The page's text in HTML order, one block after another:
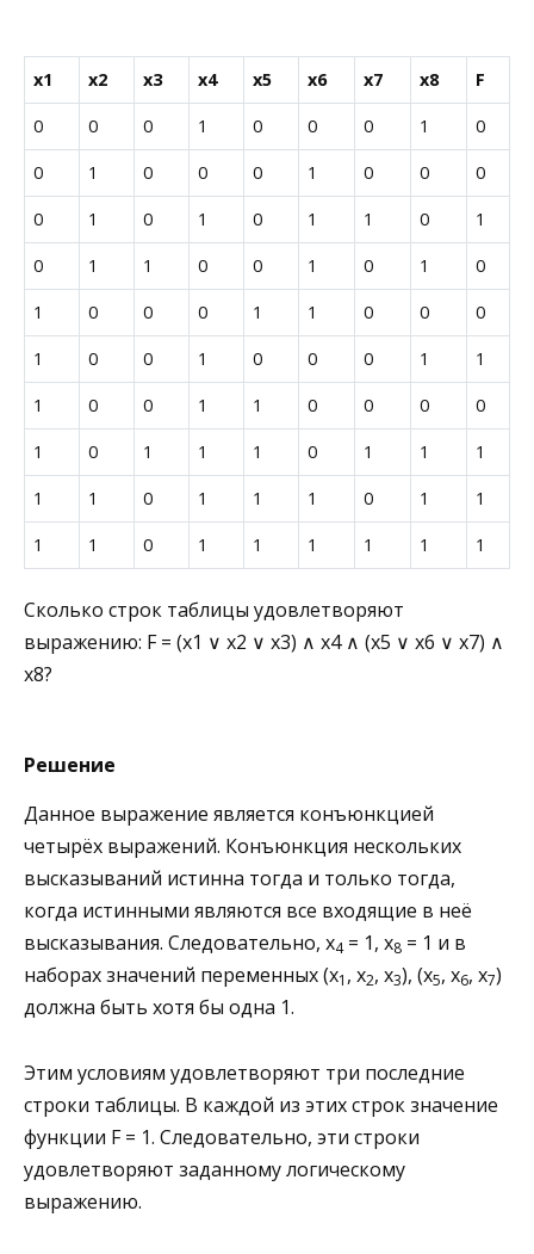
x1 x2 x3 x4 x5 x6 x7 x8 F
0 0 0 1 0 0 0 1 0
0 1 0 0 0 1 0 0 0
0 1 0 1 0 1 1 0 1
0 1 1 0 0 1 0 1 0
1 0 0 0 1 1 0 0 0
1 0 0 1 0 0 0 1 1
1 0 0 1 1 0 0 0 0
1 0 1 1 1 0 1 1 1
1 1 0 1 1 1 0 1 1
1 1 0 1 1 1 1 1 1
Сколько строк таблицы удовлетворяют
выражению: F = (x1 ∨ x2 ∨ x3) ∧ x4 ∧ (x5 ∨ x6 ∨ x7) ∧
x8?
Решение
Данное выражение является конъюнкцией
четырёх выражений. Конъюнкция нескольких
высказываний истинна тогда и только тогда,
когда истинными являются все входящие в неё
высказывания. Следовательно, x4 = 1, x8 = 1 и в
наборах значений переменных (x1 , x2, x3), (x5, x6, x7)
должна быть хотя бы одна 1.
Этим условиям удовлетворяют три последние
строки таблицы. В каждой из этих строк значение
функции F = 1. Следовательно, эти строки
удовлетворяют заданному логическому
выражению.